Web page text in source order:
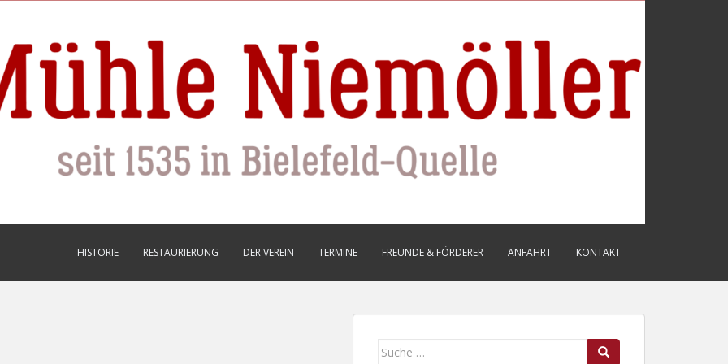
HISTORIE RESTAURIERUNG DER VEREIN TERMINE FREUNDE & FÖRDERER ANFAHRT KONTAKT
Suche